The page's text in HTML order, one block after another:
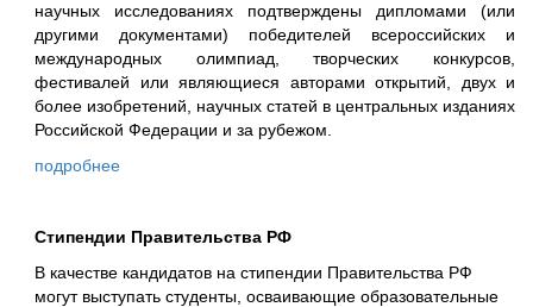
научных исследованиях подтверждены дипломами (или
другими документами) победителей всероссийских и
международных олимпиад, творческих конкурсов,
фестивалей или являющиеся авторами открытий, двух и
более изобретений, научных статей в центральных изданиях
Российской Федерации и за рубежом.
подробнее
Стипендии Правительства РФ
В качестве кандидатов на стипендии Правительства РФ
могут выступать студенты, осваивающие образовательные